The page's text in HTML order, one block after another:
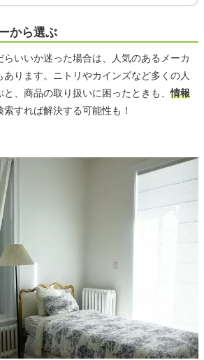
から選ぶ
らいいか迷った場合は、人気のあるメーカ
ります。ニトリやカインズなど多くの人
、商品の取り扱いに困ったときも、情報
すれば解決する可能性も！